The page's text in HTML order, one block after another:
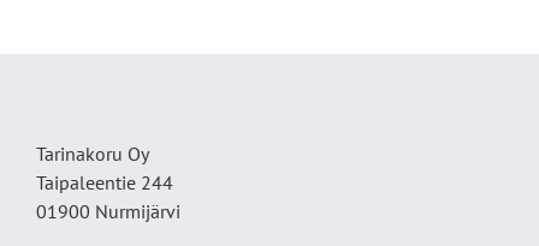
Tarinakoru Oy
Taipaleentie 244
01900 Nurmijärvi